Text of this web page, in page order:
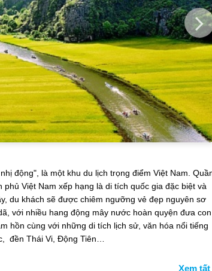
động", là một khu du lịch trọng điểm Việt Nam.
Việt Nam xếp hạng là di tích quốc gia đặc biệt và
du khách sẽ được chiêm ngưỡng vẻ đẹp nguyên sơ
với nhiều hang động mây nước hoàn quyện đưa con
hồn cùng với những di tích lịch sử, văn hóa nổi tiếng
đền Thái Vi, Động Tiên…